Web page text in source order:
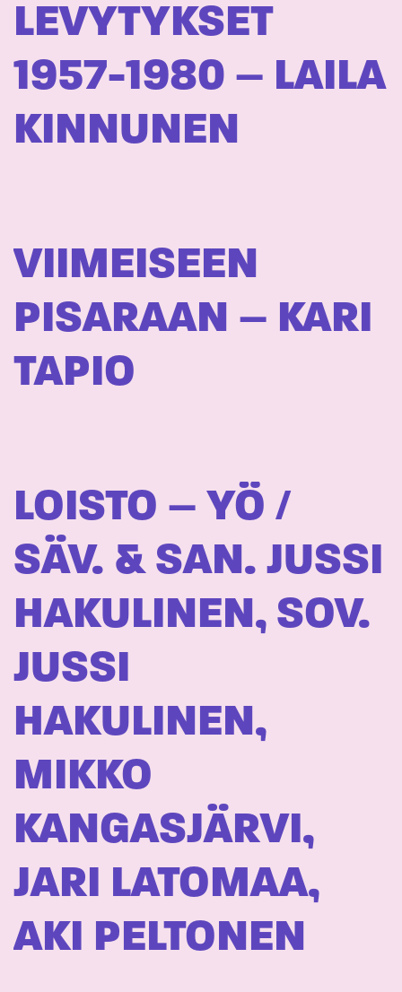
LEVYTYKSET
1957-1980 – LAILA
KINNUNEN
VIIMEISEEN
PISARAAN – KARI
TAPIO
LOISTO – YÖ /
SÄV. & SAN. JUSSI
HAKULINEN, SOV.
JUSSI
HAKULINEN,
MIKKO
KANGASJÄRVI,
JARI LATOMAA,
AKI PELTONEN